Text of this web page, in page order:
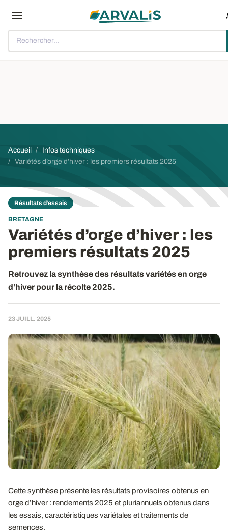
Rechercher...
Fil d'Ariane
Accueil
Infos techniques
Variétés d’orge d’hiver : les premiers résultats 2025
Résultats d’essais
BRETAGNE
Variétés d’orge d’hiver : les
premiers résultats 2025
Retrouvez la synthèse des résultats variétés en orge
d’hiver pour la récolte 2025.
23 JUILL. 2025
Cette synthèse présente les résultats provisoires obtenus en
orge d’hiver : rendements 2025 et pluriannuels obtenus dans
les essais, caractéristiques variétales et traitements de
semences.